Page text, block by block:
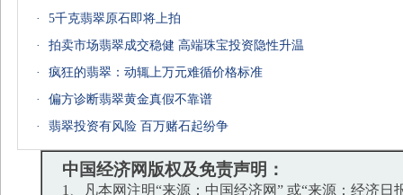
·
5千克翡翠原石即将上拍
·
拍卖市场翡翠成交稳健 高端珠宝投资隐性升温
·
疯狂的翡翠：动辄上万元难循价格标准
·
偏方诊断翡翠黄金真假不靠谱
·
翡翠投资有风险 百万赌石起纷争
中国经济网版权及免责声明：
1、凡本网注明“来源：中国经济网” 或“来源：经济日